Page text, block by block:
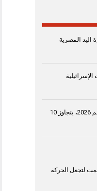
اليد المصرية
إنتاج القمح في مصر خلال موسم 2026، يتجاوز 10
لتجعل الحركة